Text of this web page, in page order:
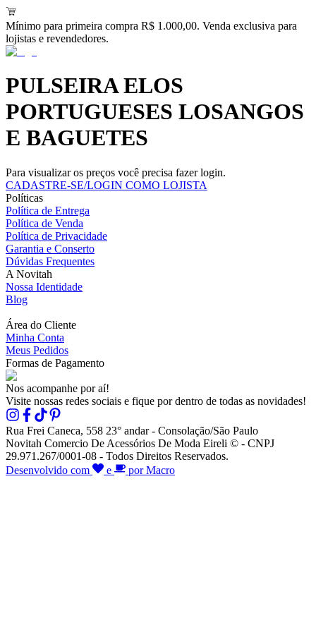
Mínimo para primeira compra R$ 1.000,00. Venda exclusiva para
lojistas e revendedores.
PULSEIRA ELOS
PORTUGUESES LOSANGOS
E BAGUETES
Para visualizar os preços você precisa fazer login.
CADASTRE-SE/LOGIN COMO LOJISTA
Políticas
Política de Entrega
Política de Venda
Política de Privacidade
Garantia e Conserto
Dúvidas Frequentes
A Novitah
Nossa Identidade
Blog
Área do Cliente
Minha Conta
Meus Pedidos
Formas de Pagamento
Nos acompanhe por aí!
Visite nossas redes sociais e fique por dentro de todas as novidades!
Rua Frei Caneca, 558 23° andar - Consolação/São Paulo
Novitah Comercio De Acessórios De Moda Eireli © - CNPJ
29.971.267/0001-08 - Todos Direitos Reservados.
Desenvolvido com
e por Macro